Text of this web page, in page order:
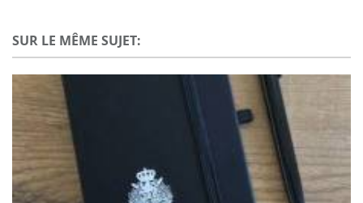
SUR LE MÊME SUJET: